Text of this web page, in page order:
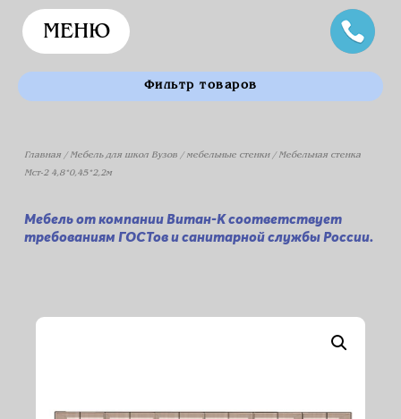
МЕНЮ
Фильтр товаров
Главная/ Мебель для школ Вузов/ мебельные стенки/ Мебельная стенка
Мст-2 4,8*0,45*2,2м
Мебель от компании Витан-К соответствует
требованиям ГОСТов и санитарной службы России.